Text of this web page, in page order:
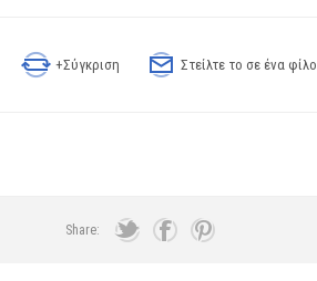
+Σύγκριση Στείλτε το σε ένα φίλο
Share: